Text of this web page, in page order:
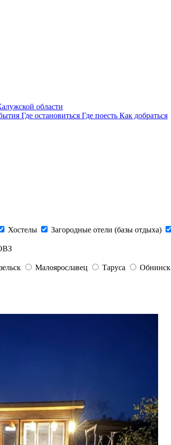
Где остановиться Где поесть Как добраться
Хостелы Загородные отели (базы отдыха)
Малоярославец Таруса Обнинск